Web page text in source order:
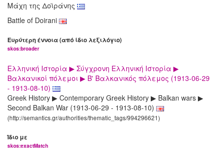
Μάχη της Δοϊράνης
Battle of Doirani
Ευρύτερη έννοια (από ίδιο λεξιλόγιο)
skos:broader
Ελληνική Ιστορία ▶ Σύγχρονη Ελληνική Ιστορία ▶
Βαλκανικοί πόλεμοι ▶ Β' Βαλκανικός πόλεμος (1913-06-29
- 1913-08-10)
Greek History ▶ Contemporary Greek History ▶ Balkan wars ▶
Second Balkan War (1913-06-29 - 1913-08-10)
(http://semantics.gr/authorities/thematic_tags/994296621)
Ίδιο με
skos:exactMatch